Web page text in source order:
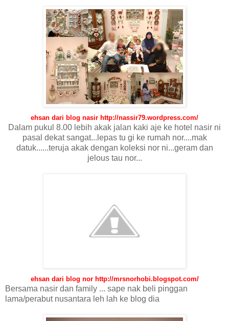
ehsan dari blog nasir http://nassir79.wordpress.com/
Dalam pukul 8.00 lebih akak jalan kaki aje ke hotel nasir ni
pasal dekat sangat...lepas tu gi ke rumah nor....mak
datuk......teruja akak dengan koleksi nor ni...geram dan
jelous tau nor...
ehsan dari blog nor http://mrsnorhobi.blogspot.com/
Bersama nasir dan family ... sape nak beli pinggan
lama/perabut nusantara leh lah ke blog dia